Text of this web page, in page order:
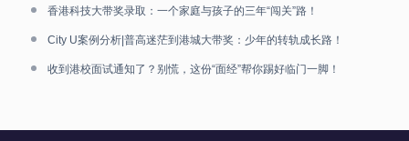
香港科技大带奖录取：一个家庭与孩子的三年“闯关”路！
City U案例分析|普高迷茫到港城大带奖：少年的转轨成长路！
收到港校面试通知了？别慌，这份“面经”帮你踢好临门一脚！